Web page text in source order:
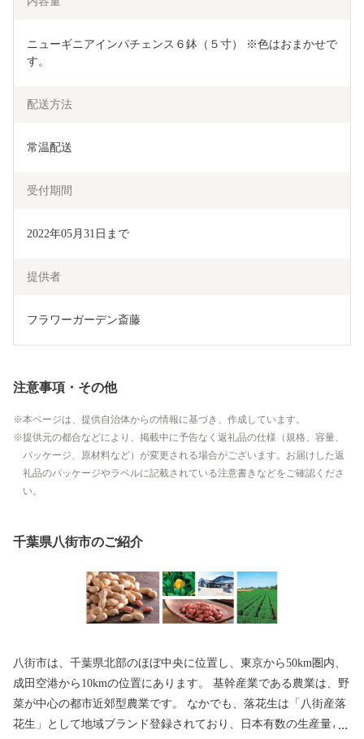
ニューギニアインパチェンス６鉢（５寸） ※色はおまかせで
す。
配送方法
常温配送
受付期間
2022年05月31日まで
提供者
フラワーガーデン斎藤
注意事項・その他
本ページは、提供自治体からの情報に基づき、作成しています。
提供元の都合などにより、掲載中に予告なく返礼品の仕様（規格、容量、
パッケージ、原材料など）が変更される場合がございます。お届けした返
礼品のパッケージやラベルに記載されている注意書きなどをご確認くださ
い。
千葉県八街市のご紹介
八街市は、千葉県北部のほぼ中央に位置し、東京から50km圏内、
成田空港から10kmの位置にあります。 基幹産業である農業は、野
菜が中心の都市近郊型農業です。 なかでも、落花生は「八街産落
花生」として地域ブランド登録されており、日本有数の生産量と